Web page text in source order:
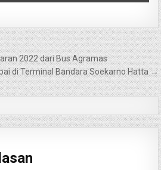
2022 dari Bus Agramas
di Terminal Bandara Soekarno Hatta →